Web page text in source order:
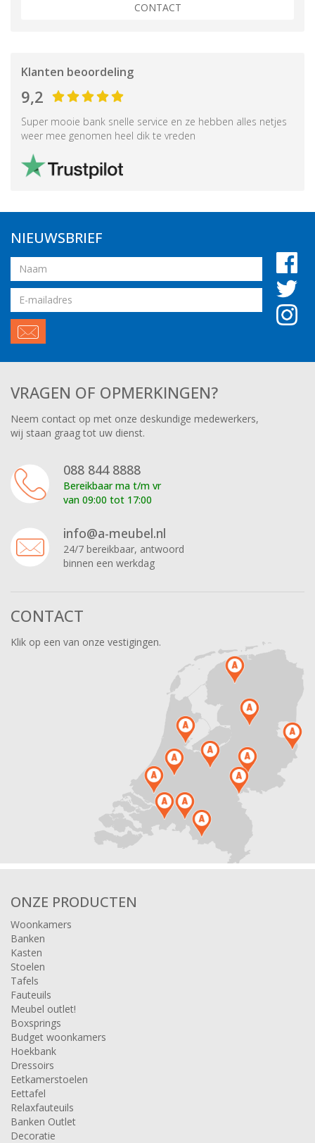
CONTACT
Klanten beoordeling
9,2
Super mooie bank snelle service en ze hebben alles netjes
weer mee genomen heel dik te vreden
NIEUWSBRIEF
Naam
Email
adres
VRAGEN OF OPMERKINGEN?
Neem contact op met onze deskundige medewerkers,
wij staan graag tot uw dienst.
088 844 8888
Bereikbaar ma t/m vr
van 09:00 tot 17:00
info@a-meubel.nl
24/7 bereikbaar, antwoord
binnen een werkdag
CONTACT
Klik op een van onze vestigingen.
ONZE PRODUCTEN
Woonkamers
Banken
Kasten
Stoelen
Tafels
Fauteuils
Meubel outlet!
Boxsprings
Budget woonkamers
Hoekbank
Dressoirs
Eetkamerstoelen
Eettafel
Relaxfauteuils
Banken Outlet
Decoratie